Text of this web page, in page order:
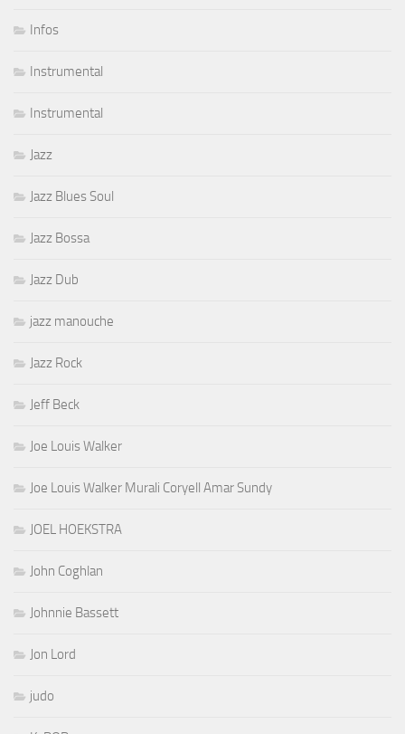
Infos
Instrumental
Instrumental
Jazz
Jazz Blues Soul
Jazz Bossa
Jazz Dub
jazz manouche
Jazz Rock
Jeff Beck
Joe Louis Walker
Joe Louis Walker Murali Coryell Amar Sundy
JOEL HOEKSTRA
John Coghlan
Johnnie Bassett
Jon Lord
judo